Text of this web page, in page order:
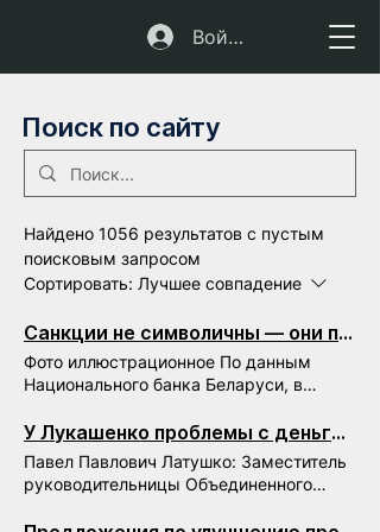
Войти
Поиск по сайту
Найдено 1056 результатов с пустым
поисковым запросом
Сортировать: Лучшее совпадение
Санкции не символичны — они подрывают экономическую базу режима
Фото иллюстрационное По данным
Национального банка Беларуси, в
внешней торговли товарами и услугами
составил 1,2 млрд долларов США . По
данным Белстата, за январь–ноябрь
2025 года дефицит торговли только
У Лукашенко проблемы с деньгами
Павел Павлович Латушко: Заместитель
руководительницы Объединенного